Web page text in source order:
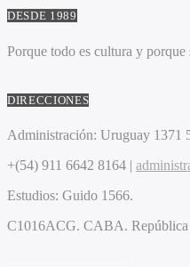
DESDE 1989
Porque todo es cultura y porque
DIRECCIONES
Administración: Uruguay 1371
+(54) 911 6642 8164 |
Estudios: Guido 1566.
C1016ACG. CABA.